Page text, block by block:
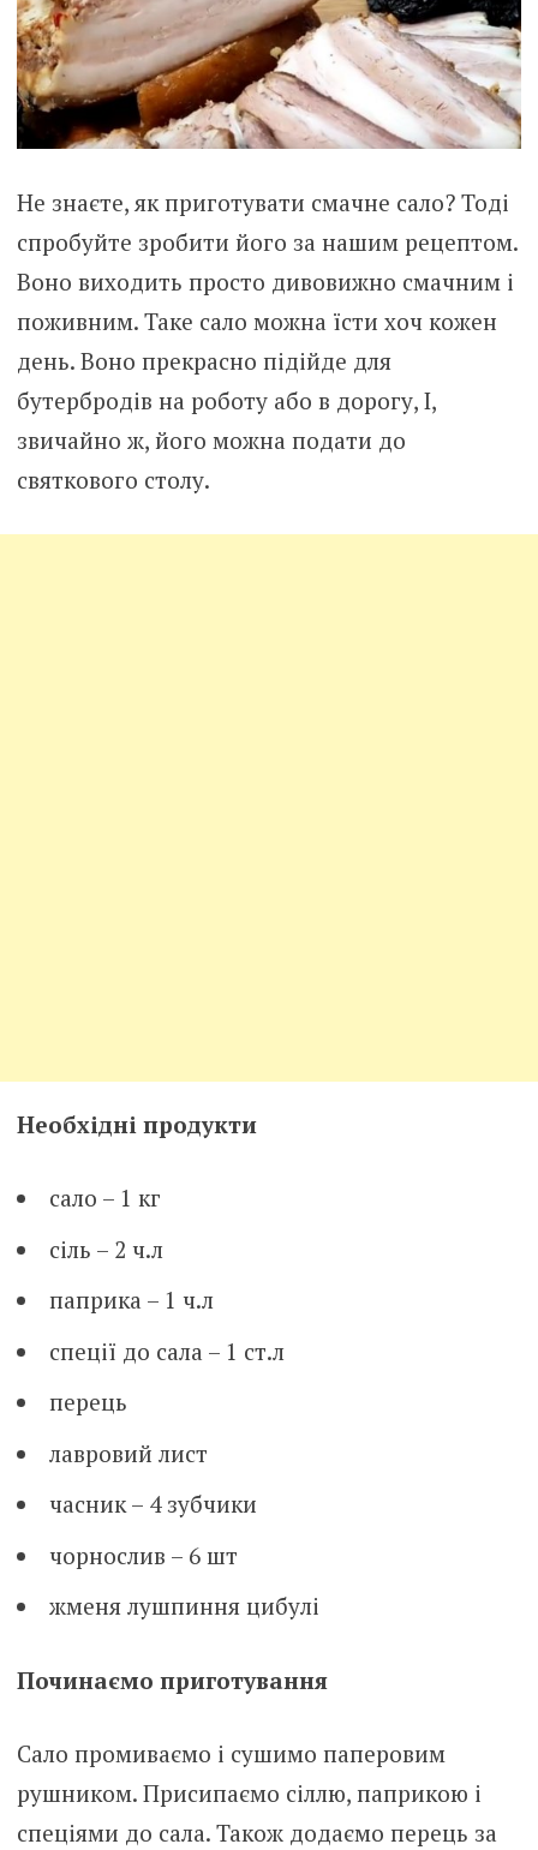
Не знаєте, як приготувати смачне сало? Тоді
спробуйте зробити його за нашим рецептом.
Воно виходить просто дивовижно смачним і
поживним. Таке сало можна їсти хоч кожен
день. Воно прекрасно підійде для
бутербродів на роботу або в дорогу, І,
звичайно ж, його можна подати до
святкового столу.
Необхідні продукти
сало – 1 кг
сіль – 2 ч.л
паприка – 1 ч.л
спеції до сала – 1 ст.л
перець
лавровий лист
часник – 4 зубчики
чорнослив – 6 шт
жменя лушпиння цибулі
Починаємо приготування
Сало промиваємо і сушимо паперовим
рушником. Присипаємо сіллю, паприкою і
спеціями до сала. Також додаємо перець за